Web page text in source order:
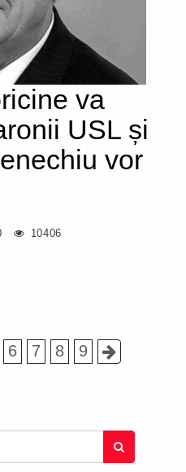
va
USL și
vor
10406
6 7 8 9